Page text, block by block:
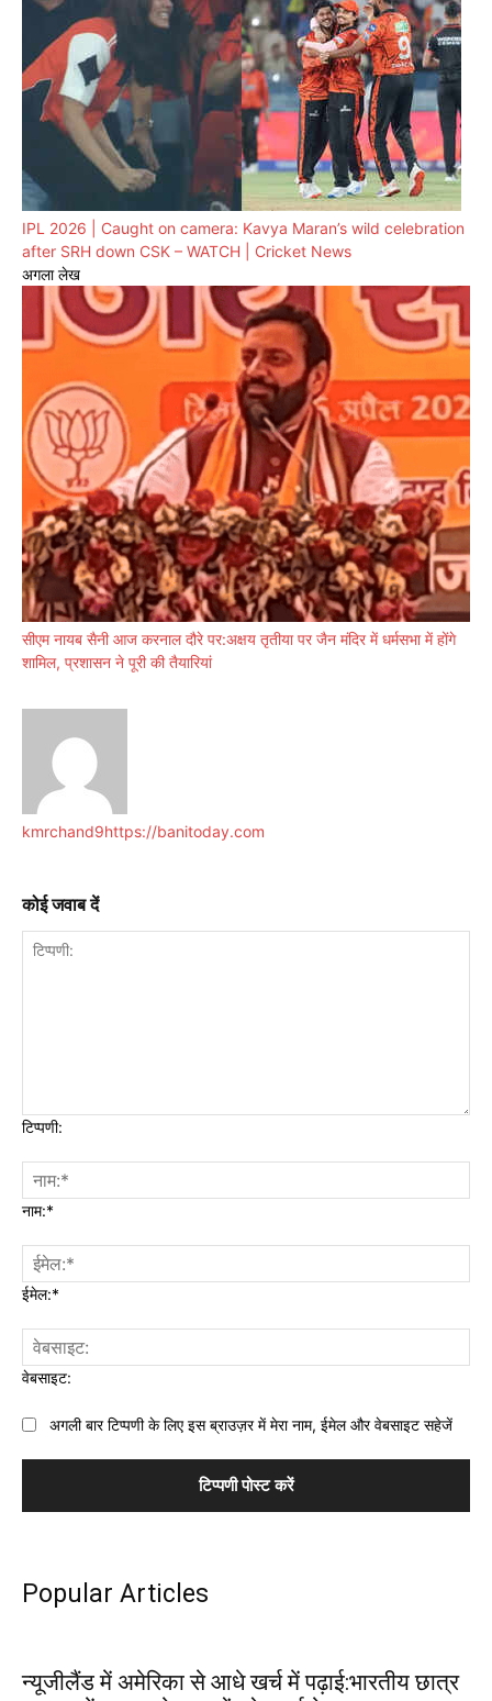
IPL 2026 | Caught on camera: Kavya Maran’s wild celebration
after SRH down CSK – WATCH | Cricket News
अगला लेख
सीएम नायब सैनी आज करनाल दौरे पर:अक्षय तृतीया पर जैन मंदिर में धर्मसभा में होंगे
शामिल, प्रशासन ने पूरी की तैयारियां
kmrchand9https://banitoday.com
कोई जवाब दें
टिप्पणी:
नाम:*
ईमेल:*
वेबसाइट:
अगली बार टिप्पणी के लिए इस ब्राउज़र में मेरा नाम, ईमेल और वेबसाइट सहेजें
Popular Articles
न्यूजीलैंड में अमेरिका से आधे खर्च में पढ़ाई:भारतीय छात्र